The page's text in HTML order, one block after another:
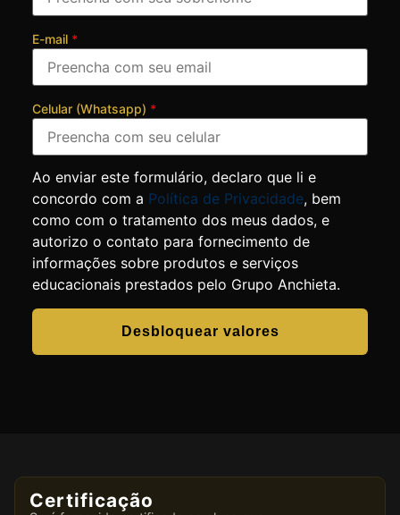
E-mail *
Celular (Whatsapp) *
Ao enviar este formulário, declaro que li e
concordo com a Política de Privacidade, bem
como com o tratamento dos meus dados, e
autorizo o contato para fornecimento de
informações sobre produtos e serviços
educacionais prestados pelo Grupo Anchieta.
Desbloquear valores
Certificação